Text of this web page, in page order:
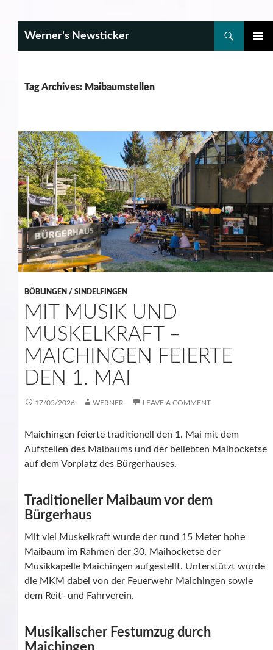
Werner's Newsticker
Tag Archives: Maibaumstellen
BÖBLINGEN / SINDELFINGEN
MIT MUSIK UND
MUSKELKRAFT –
MAICHINGEN FEIERTE
DEN 1. MAI
17/05/2026 WERNER LEAVE A COMMENT
Maichingen feierte traditionell den 1. Mai mit dem
Aufstellen des Maibaums und der beliebten Maihocketse
auf dem Vorplatz des Bürgerhauses.
Traditioneller Maibaum vor dem
Bürgerhaus
Mit viel Muskelkraft wurde der rund 15 Meter hohe
Maibaum im Rahmen der 30. Maihocketse der
Musikkapelle Maichingen aufgestellt. Unterstützt wurde
die MKM dabei von der Feuerwehr Maichingen sowie
dem Reit- und Fahrverein.
Musikalischer Festumzug durch
Maichingen